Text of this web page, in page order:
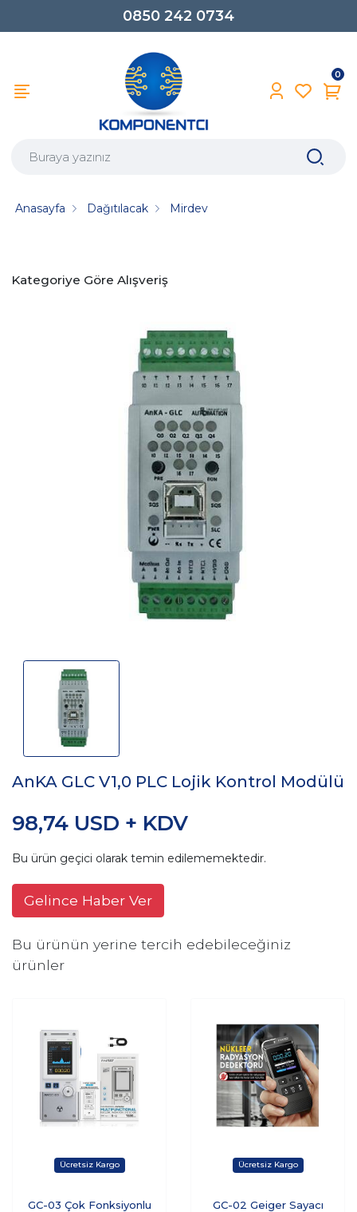
0850 242 0734
0
Anasayfa Dağıtılacak Mirdev
Kategoriye Göre Alışveriş
AnKA GLC V1,0 PLC Lojik Kontrol Modülü
98,74 USD + KDV
Bu ürün geçici olarak temin edilememektedir.
Gelince Haber Ver
Bu ürünün yerine tercih edebileceğiniz
ürünler
GC-03 Çok Fonksiyonlu
GC-02 Geiger Sayacı